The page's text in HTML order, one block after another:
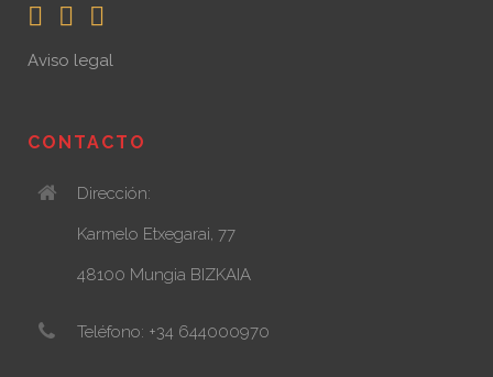
Aviso legal
CONTACTO
Dirección:
Karmelo Etxegarai, 77
48100 Mungia BIZKAIA
Teléfono: +34 644000970